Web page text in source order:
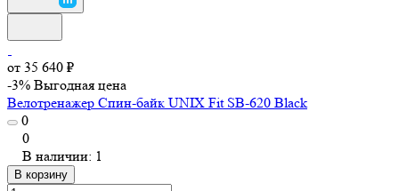
от 35 640 ₽
-3% Выгодная цена
Велотренажер Спин-байк UNIX Fit SB-620 Black
0
0
В наличии: 1
В корзину